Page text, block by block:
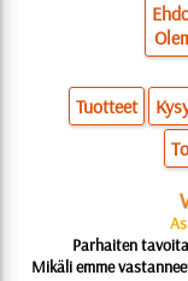
Tuotteet
Parhaiten
Mikäli emme